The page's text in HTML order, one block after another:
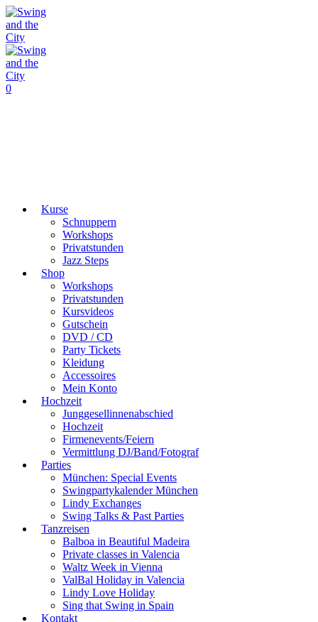
0
Kurse
Schnuppern
Workshops
Privatstunden
Jazz Steps
Shop
Workshops
Privatstunden
Kursvideos
Gutschein
DVD / CD
Party Tickets
Kleidung
Accessoires
Mein Konto
Hochzeit
Junggesellinnenabschied
Hochzeit
Firmenevents/Feiern
Vermittlung DJ/Band/Fotograf
Parties
München: Special Events
Swingpartykalender München
Lindy Exchanges
Swing Talks & Past Parties
Tanzreisen
Balboa in Beautiful Madeira
Private classes in Valencia
Waltz Week in Vienna
ValBal Holiday in Valencia
Lindy Love Holiday
Sing that Swing in Spain
Kontakt